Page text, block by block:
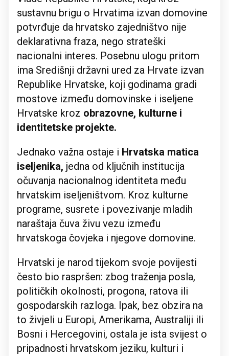
sustavnu brigu o Hrvatima izvan domovine
potvrđuje da hrvatsko zajedništvo nije
deklarativna fraza, nego strateški
nacionalni interes. Posebnu ulogu pritom
ima Središnji državni ured za Hrvate izvan
Republike Hrvatske, koji godinama gradi
mostove između domovinske i iseljene
Hrvatske kroz obrazovne, kulturne i
identitetske projekte.
Jednako važna ostaje i Hrvatska matica
iseljenika, jedna od ključnih institucija
očuvanja nacionalnog identiteta među
hrvatskim iseljeništvom. Kroz kulturne
programe, susrete i povezivanje mladih
naraštaja čuva živu vezu između
hrvatskoga čovjeka i njegove domovine.
Hrvatski je narod tijekom svoje povijesti
često bio raspršen: zbog traženja posla,
političkih okolnosti, progona, ratova ili
gospodarskih razloga. Ipak, bez obzira na
to živjeli u Europi, Amerikama, Australiji ili
Bosni i Hercegovini, ostala je ista svijest o
pripadnosti hrvatskom jeziku, kulturi i